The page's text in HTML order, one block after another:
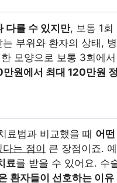
다를 수 있지만, 보통 1회
부위와 환자의 상태,
모양으로 보통 3회에
원에서 최대 120만원
료법과 비교했을 때 어
는 점이 큰 장점이죠.
료를 받을 수 있어요. 수
환자들이 선호하는 이유